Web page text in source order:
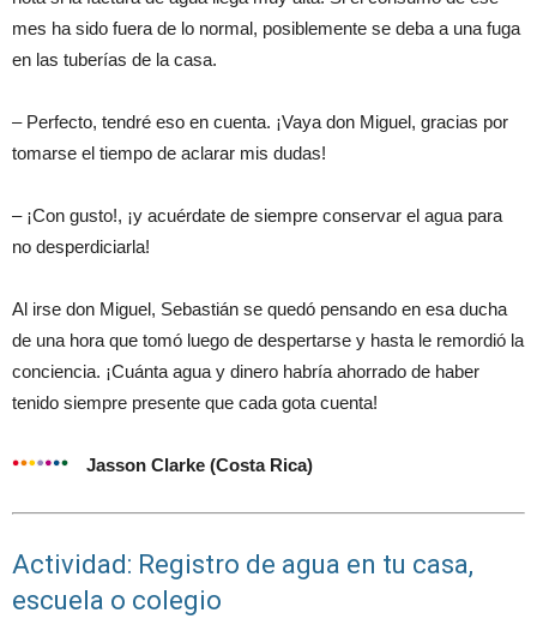
mes ha sido fuera de lo normal, posiblemente se deba a una fuga
en las tuberías de la casa.
– Perfecto, tendré eso en cuenta. ¡Vaya don Miguel, gracias por
tomarse el tiempo de aclarar mis dudas!
– ¡Con gusto!, ¡y acuérdate de siempre conservar el agua para
no desperdiciarla!
Al irse don Miguel, Sebastián se quedó pensando en esa ducha
de una hora que tomó luego de despertarse y hasta le remordió la
conciencia. ¡Cuánta agua y dinero habría ahorrado de haber
tenido siempre presente que cada gota cuenta!
Jasson Clarke (Costa Rica)
Actividad: Registro de agua en tu casa,
escuela o colegio